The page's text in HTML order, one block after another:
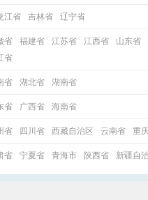
江省 吉林省 辽宁省
省 福建省 江苏省 江西省 山东省
省
省 湖北省 湖南省
省 广西省 海南省
省 四川省 西藏自治区 云南省 重
省 宁夏省 青海市 陕西省 新疆自